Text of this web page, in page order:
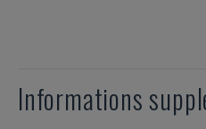
Informations